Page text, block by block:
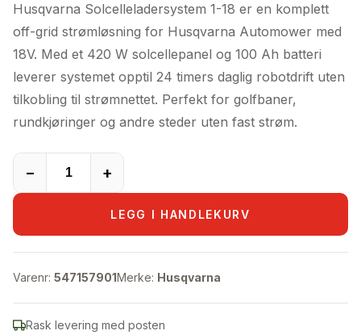
Husqvarna Solcelleladersystem 1-18 er en komplett
off-grid strømløsning for Husqvarna Automower med
18V. Med et 420 W solcellepanel og 100 Ah batteri
leverer systemet opptil 24 timers daglig robotdrift uten
tilkobling til strømnettet. Perfekt for golfbaner,
rundkjøringer og andre steder uten fast strøm.
− +
LEGG I HANDLEKURV
Varenr: 547157901Merke: Husqvarna
Rask levering med posten